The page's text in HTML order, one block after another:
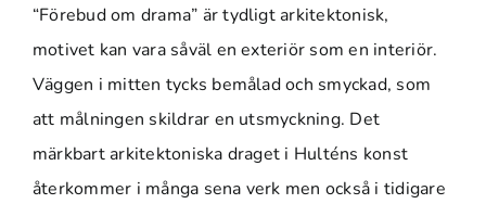
“Förebud om drama” är tydligt arkitektonisk,
motivet kan vara såväl en exteriör som en interiör.
Väggen i mitten tycks bemålad och smyckad, som
att målningen skildrar en utsmyckning. Det
märkbart arkitektoniska draget i Hulténs konst
återkommer i många sena verk men också i tidigare